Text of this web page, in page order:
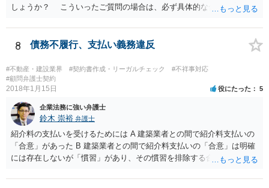
請求もせず、「詐欺」として、警察に被害届を出す事は可能でしょう
上がります。 警察に相談されてもよい事案だとは思います。
しょうか？ こういったご質問の場合は、必ず具体的な合意書案をも
には、ご質問のような懸念を払しょくするために、 「甲及び乙は，本
示談書に記載するもののほか，甲と乙の間には何らの債権債務が存し
ないことを相互に確認する。」 という清算条項を入れることが一般的
です。 以上に加え、「本件については，当事者協議の結果，上記示
談条件のとおり示談が成立したので，今後本件の上記示談内容に関し
てはどんな事情が生じても双方共裁判上又は裁判外においても一切異
議，請求の申立をしないことを誓約する。」という条項を入れること
がありますが、この条項は一つのプレッシャーのようなもので、現実
には今後一切裁判を起こす権利を放棄する、という合意はできません
し、予測できない後発的損害については示談後であっても請求できる
ので、上記の清算条項のみの場合がほとんどです。
8 債務不履行、支払い義務違反
#不動産・建設業界 #契約書作成・リーガルチェック
#不祥事対応
#顧問弁護士契約
2018年1月15日 役にたった 5
企業法務に強い弁護士
鈴木 崇裕 弁護士
紹介料の支払いを受けるためには A 建築業者との間で紹介料支払いの
「合意」があった B 建築業者との間で紹介料支払いの「合意」は明確
には存在しないが「慣習」があり、その慣習を排除する合意がない と
っとも、裁判所は「慣習」を容易には認めませんから、Aの主張に重き